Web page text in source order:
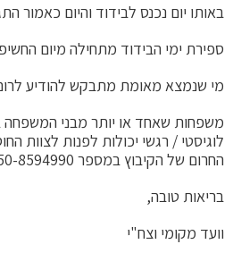
נכנס לבידוד והיום כאמור התגלה
הבידוד מתחילה מיום החשיפה
מאומת מתבקש להודיע לרום הרוש.
שאחד או יותר מבני המשפחה בהן
/ רגשי יכולות לפנות לצוות החוסן של
במספר 050-8594990.
טובה,
וצח"י